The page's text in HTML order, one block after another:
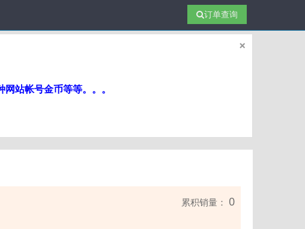
订单查询
×
站帐号金币等等。。。
累积销量： 0